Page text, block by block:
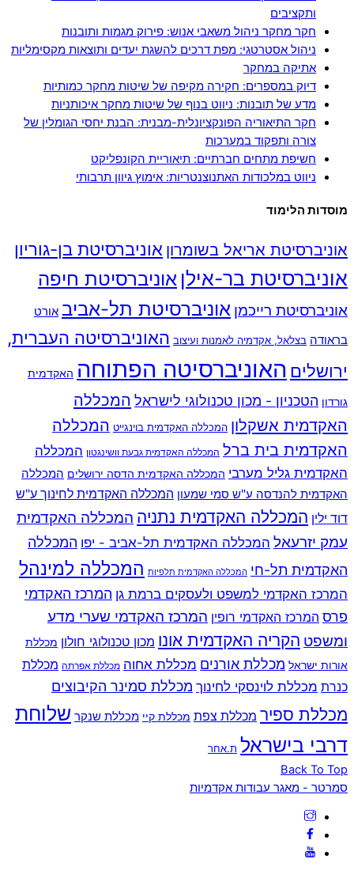
ותקציבים
חקר מחקר ניהול משאבי אנוש: פירוק מגמות ותובנות
ניהול אסטרטגי: מפת דרכים להשגת יעדים ותוצאות מקסימליות
אתיקה במחקר
דיוק במספרים: חקירה מקיפה של שיטות מחקר כמותיות
מדע של תובנות: ניווט בנוף של שיטות מחקר איכותניות
חקר התיאוריה הפונקציונלית-מבנית: הבנת יחסי הגומלין של
צורה ותפקוד במערכות
חשיפת מתחים חברתיים: תיאוריית הקונפליקט
ניווט במלכודות האתנוצנטריות: אימוץ גיוון תרבותי
מוסדות הלימוד
אוניברסיטת אריאל בשומרון אוניברסיטת בן-גוריון
אוניברסיטת בר-אילן אוניברסיטת חיפה
אוניברסיטת רייכמן אוניברסיטת תל-אביב אורט
בראודה בצלאל, אקדמיה לאמנות ועיצוב האוניברסיטה העברית,
ירושלים האוניברסיטה הפתוחה האקדמית
גורדון הטכניון - מכון טכנולוגי לישראל המכללה
האקדמית אשקלון המכללה האקדמית בוינגייט המכללה
האקדמית בית ברל המכללה האקדמית גבעת וושינגטון המכללה
האקדמית גליל מערבי המכללה האקדמית הדסה ירושלים המכללה
האקדמית להנדסה ע"ש סמי שמעון המכללה האקדמית לחינוך ע"ש
דוד ילין המכללה האקדמית נתניה המכללה האקדמית
עמק יזרעאל המכללה האקדמית תל-אביב - יפו המכללה
האקדמית תל-חי המכללה האקדמית תלפיות המכללה למינהל
המרכז האקדמי למשפט ולעסקים ברמת גן המרכז האקדמי
פרס המרכז האקדמי רופין המרכז האקדמי שערי מדע
ומשפט הקריה האקדמית אונו מכון טכנולוגי חולון מכללת
אורות ישראל מכללת אורנים מכללת אחוה מכללת אפרתה מכללת
כנרת מכללת לוינסקי לחינוך מכללת סמינר הקיבוצים
מכללת ספיר מכללת צפת מכללת קיי מכללת שנקר שלוחת
דרבי בישראל ת.אחר
Back To Top
סמרטר - מאגר עבודות אקדמיות